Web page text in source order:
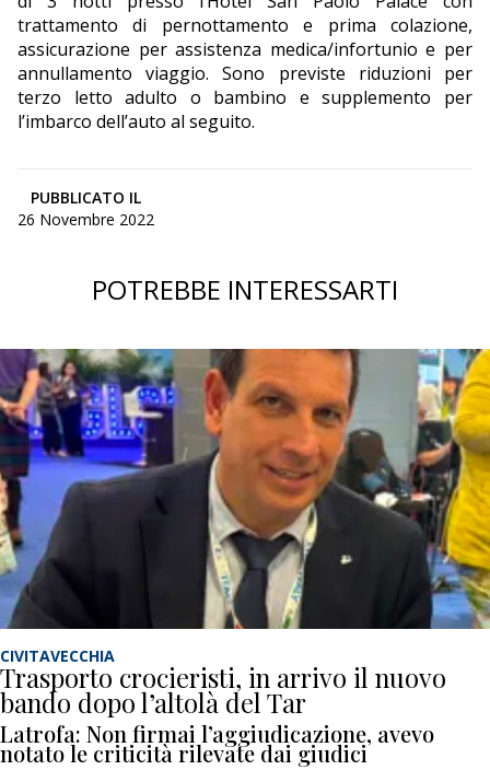
trattamento di pernottamento e prima colazione,
assicurazione per assistenza medica/infortunio e per
annullamento viaggio. Sono previste riduzioni per
terzo letto adulto o bambino e supplemento per
l’imbarco dell’auto al seguito.
PUBBLICATO IL
26 Novembre 2022
POTREBBE INTERESSARTI
CIVITAVECCHIA
Trasporto crocieristi, in arrivo il nuovo
bando dopo l’altolà del Tar
Latrofa: Non firmai l’aggiudicazione, avevo
notato le criticità rilevate dai giudici